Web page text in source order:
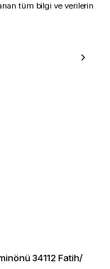
tüm bilgi ve verilerin
34112 Fatih/